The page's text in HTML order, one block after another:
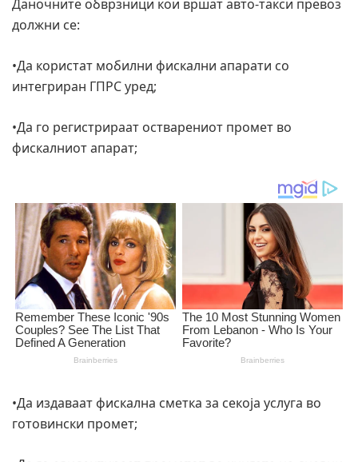
Даночните обврзници кои вршат авто-такси превоз
должни се:
•Да користат мобилни фискални апарати со
интегриран ГПРС уред;
•Да го регистрираат остварениот промет во
фискалниот апарат;
•Да издаваат фискална сметка за секоја услуга во
готовински промет;